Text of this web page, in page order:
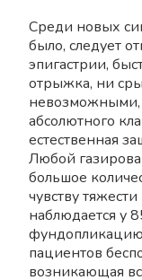
Среди новых
было, следует
эпигастрии,
отрыжка, ни
невозможными,
абсолютного
естественная
Любой
большое
чувству
наблюдается у
пациентов
возникающая